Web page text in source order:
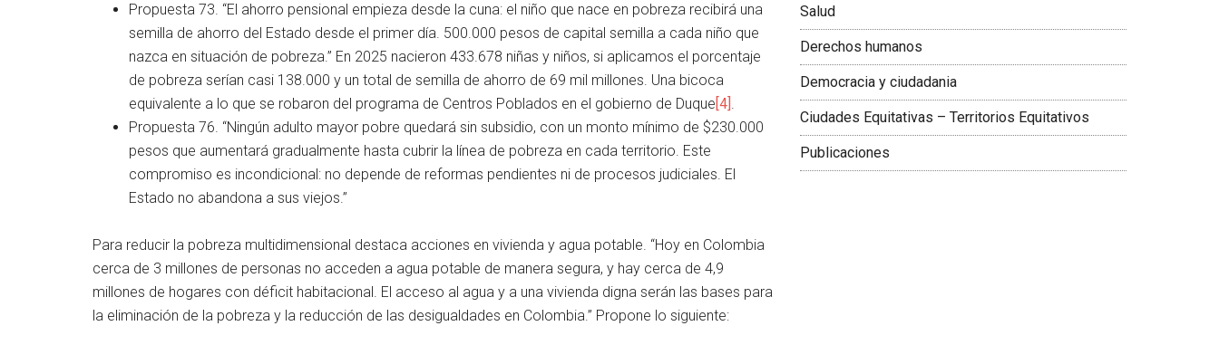
Propuesta 73. “El ahorro pensional empieza desde la cuna: el niño que nace en pobreza recibirá una
semilla de ahorro del Estado desde el primer día. 500.000 pesos de capital semilla a cada niño que
nazca en situación de pobreza.” En 2025 nacieron 433.678 niñas y niños, si aplicamos el porcentaje
de pobreza serían casi 138.000 y un total de semilla de ahorro de 69 mil millones. Una bicoca
equivalente a lo que se robaron del programa de Centros Poblados en el gobierno de Duque[4].
Propuesta 76. “Ningún adulto mayor pobre quedará sin subsidio, con un monto mínimo de $230.000
pesos que aumentará gradualmente hasta cubrir la línea de pobreza en cada territorio. Este
compromiso es incondicional: no depende de reformas pendientes ni de procesos judiciales. El
Estado no abandona a sus viejos.”
Para reducir la pobreza multidimensional destaca acciones en vivienda y agua potable. “Hoy en Colombia
cerca de 3 millones de personas no acceden a agua potable de manera segura, y hay cerca de 4,9
millones de hogares con déficit habitacional. El acceso al agua y a una vivienda digna serán las bases para
la eliminación de la pobreza y la reducción de las desigualdades en Colombia.” Propone lo siguiente:
Salud
Derechos humanos
Democracia y ciudadania
Ciudades Equitativas – Territorios Equitativos
Publicaciones